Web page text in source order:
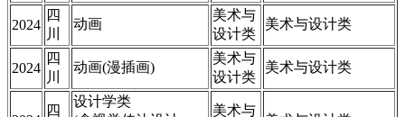
2024
四
川
动画
美术与
设计类
美术与设计类
2024
四
川
动画(漫插画)
美术与
设计类
美术与设计类
四
设计学类
美术与